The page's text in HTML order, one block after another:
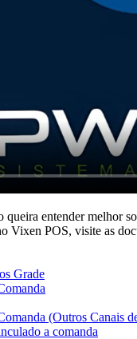
queira entender melhor
Vixen POS, visite as
Grade
(Outros Canais
a comanda